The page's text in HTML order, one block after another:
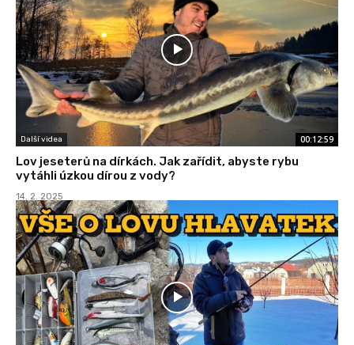
Další videa 00:12:59
Lov jeseterů na dírkách. Jak zařídit, abyste rybu
vytáhli úzkou dírou z vody?
14. 2. 2025